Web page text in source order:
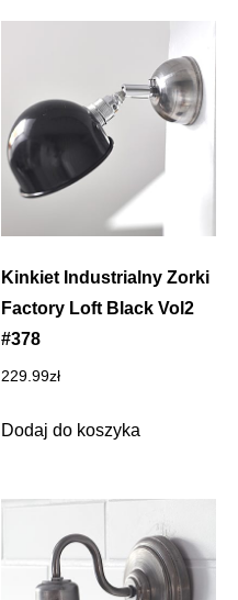
Kinkiet Industrialny Zorki
Factory Loft Black Vol2
#378
229.99zł
Dodaj do koszyka